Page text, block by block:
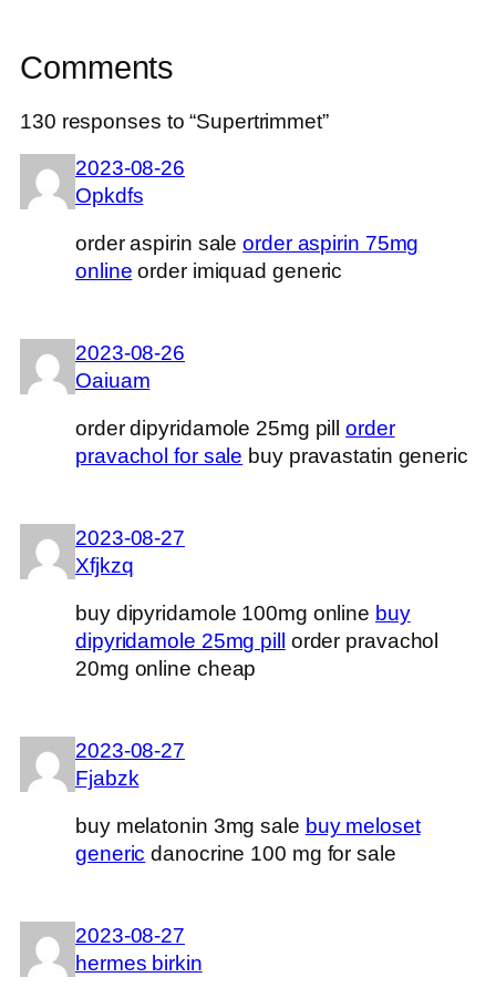
Comments
130 responses to “Supertrimmet”
2023-08-26
Opkdfs
order aspirin saleorder aspirin 75mg
online order imiquad generic
2023-08-26
Oaiuam
order dipyridamole 25mg pillorder
pravachol for sale buy pravastatin generic
2023-08-27
Xfjkzq
buy dipyridamole 100mg online buy
dipyridamole 25mg pill
order pravachol
20mg online cheap
2023-08-27
Fjabzk
buy melatonin 3mg sale buy meloset
generic danocrine 100 mg for sale
2023-08-27
hermes birkin